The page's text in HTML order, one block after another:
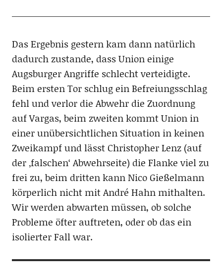
Das Ergebnis gestern kam dann natürlich
dadurch zustande, dass Union einige
Augsburger Angriffe schlecht verteidigte.
Beim ersten Tor schlug ein Befreiungsschlag
fehl und verlor die Abwehr die Zuordnung
auf Vargas, beim zweiten kommt Union in
einer unübersichtlichen Situation in keinen
Zweikampf und lässt Christopher Lenz (auf
der ‚falschen‘ Abwehrseite) die Flanke viel zu
frei zu, beim dritten kann Nico Gießelmann
körperlich nicht mit André Hahn mithalten.
Wir werden abwarten müssen, ob solche
Probleme öfter auftreten, oder ob das ein
isolierter Fall war.